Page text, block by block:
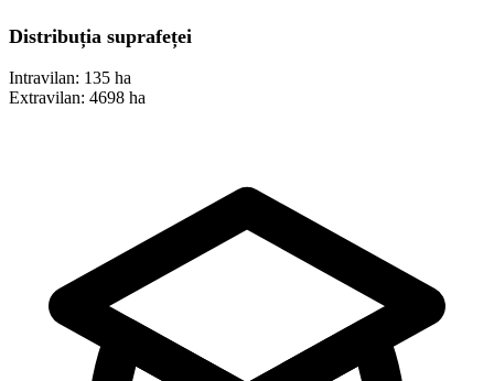
Distribuția suprafeței
Intravilan: 135 ha
Extravilan: 4698 ha